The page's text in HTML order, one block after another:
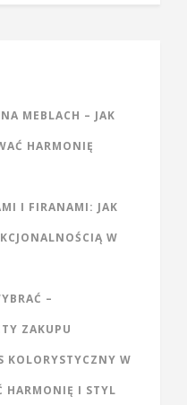
MEBLACH – JAK
HARMONIĘ
I FIRANAMI: JAK
W
–
ZAKUPU
KOLORYSTYCZNY W
HARMONIĘ I STYL